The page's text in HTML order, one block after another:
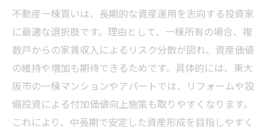
不動産一棟買いは、長期的な資産運用を志向する投資家
に最適な選択肢です。理由として、一棟所有の場合、複
数戸からの家賃収入によるリスク分散が図れ、資産価値
の維持や増加も期待できるためです。具体的には、東大
阪市の一棟マンションやアパートでは、リフォームや設
備投資による付加価値向上施策も取りやすくなります。
これにより、中長期で安定した資産形成を目指しやすく